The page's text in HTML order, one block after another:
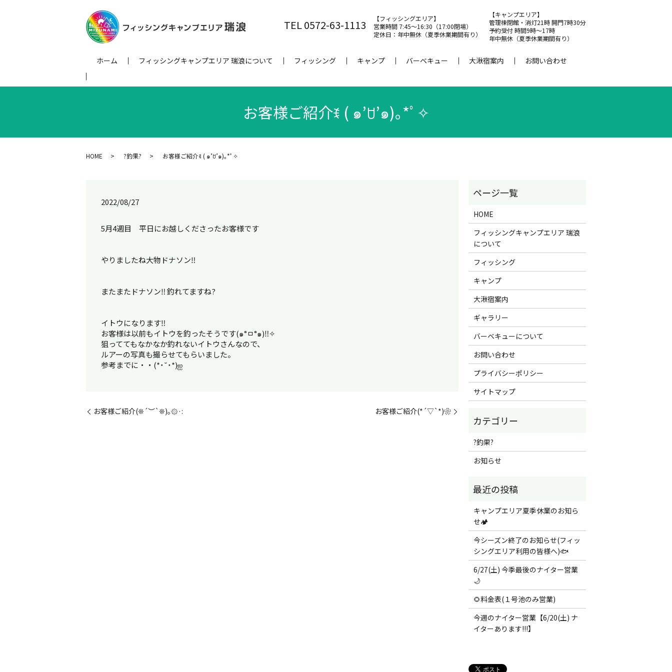
TEL 0572-63-1113
【フィッシングエリア】
営業時間 7:45～16:30（17:00閉場）
定休日：年中無休（夏季休業期間有り）
【キャンプエリア】
管理棟閉館・消灯21時 開門7時30分
予約受付 時間9時～17時
年中無休（夏季休業期間有り）
ホーム フィッシングキャンプエリア 瑞浪について フィッシング キャンプ バーベキュー 大湫宿案内 お問い合わせ
お客様ご紹介ꉂ ( ๑’ꇴ’๑)｡*ﾟ✧
HOME ?釣果? お客様ご紹介ꉂ ( ๑’ꇴ’๑)｡*ﾟ✧
2022/08/27
5月4週目 平日にお越しくださったお客様です
やりましたね大物ドナソン‼︎
またまたドナソン‼︎ 釣れてますね?
イトウになります‼︎
お客様は以前もイトウを釣ったそうです(๑°ㅁ°๑)‼︎✧
狙っててもなかなか釣れないイトウさんなので、
ルアーの写真も撮らせてもらいました。
参考までに・・(*˙˘˙*)ஐ
お客様ご紹介(❊´︶`❊)｡۞·: お客様ご紹介(*´▽`*)❀
HOME
フィッシングキャンプエリア 瑞浪
について
フィッシング
キャンプ
大湫宿案内
ギャラリー
バーベキューについて
お問い合わせ
プライバシーポリシー
サイトマップ
?釣果?
お知らせ
キャンプエリア夏季休業のお知ら
せ🏕️
今シーズン終了のお知らせ(フィッ
シングエリア利用の皆様へ)🐟
6/27(土) 今季最後のナイター営業
🌙
🌻料金表(１号池のみ営業)
今週のナイター営業【6/20(土) ナ
イターあります!!!】